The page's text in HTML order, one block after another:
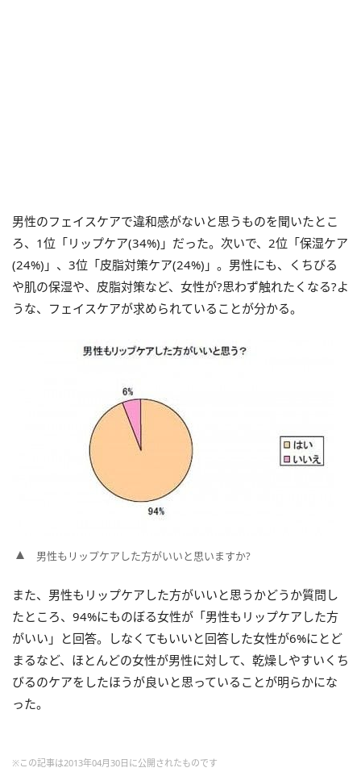
男性のフェイスケアで違和感がないと思うものを聞いたとこ
ろ、1位「リップケア(34%)」だった。次いで、2位「保湿ケア
(24%)」、3位「皮脂対策ケア(24%)」。男性にも、くちびる
や肌の保湿や、皮脂対策など、女性が?思わず触れたくなる?よ
うな、フェイスケアが求められていることが分かる。
男性もリップケアした方がいいと思いますか?
また、男性もリップケアした方がいいと思うかどうか質問し
たところ、94%にものぼる女性が「男性もリップケアした方
がいい」と回答。しなくてもいいと回答した女性が6%にとど
まるなど、ほとんどの女性が男性に対して、乾燥しやすいくち
びるのケアをしたほうが良いと思っていることが明らかにな
った。
※この記事は2013年04月30日に公開されたものです